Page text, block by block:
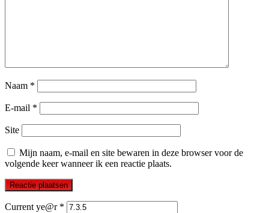
Naam *
E-mail *
Site
Mijn naam, e-mail en site bewaren in deze browser voor de
volgende keer wanneer ik een reactie plaats.
Current ye@r *